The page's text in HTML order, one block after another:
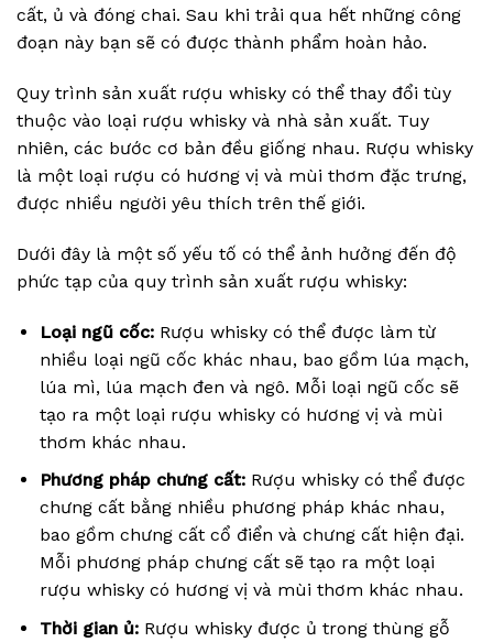
cất, ủ và đóng chai. Sau khi trải qua hết những công
đoạn này bạn sẽ có được thành phẩm hoàn hảo.
Quy trình sản xuất rượu whisky có thể thay đổi tùy
thuộc vào loại rượu whisky và nhà sản xuất. Tuy
nhiên, các bước cơ bản đều giống nhau. Rượu whisky
là một loại rượu có hương vị và mùi thơm đặc trưng,
được nhiều người yêu thích trên thế giới.
Dưới đây là một số yếu tố có thể ảnh hưởng đến độ
phức tạp của quy trình sản xuất rượu whisky:
Loại ngũ cốc:Rượu whisky có thể được làm từ
nhiều loại ngũ cốc khác nhau, bao gồm lúa mạch,
lúa mì, lúa mạch đen và ngô. Mỗi loại ngũ cốc sẽ
tạo ra một loại rượu whisky có hương vị và mùi
thơm khác nhau.
Phương pháp chưng cất:Rượu whisky có thể được
chưng cất bằng nhiều phương pháp khác nhau,
bao gồm chưng cất cổ điển và chưng cất hiện đại.
Mỗi phương pháp chưng cất sẽ tạo ra một loại
rượu whisky có hương vị và mùi thơm khác nhau.
Thời gian ủ:Rượu whisky được ủ trong thùng gỗ